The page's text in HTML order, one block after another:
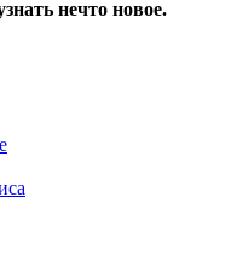
нечто новое.